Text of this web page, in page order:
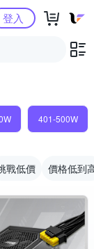
登入
401-500W
戰低價 價格低到